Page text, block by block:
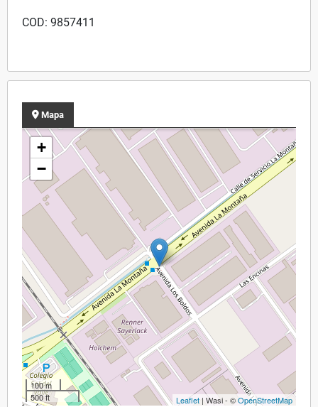
COD: 9857411
Mapa
+
−
100 m
500 ft
Leaflet | Wasi - ©OpenStreetMap